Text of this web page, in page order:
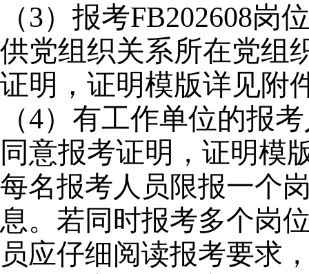
（3）报考FB202608
供党组织关系所在党组
证明，证明模版详见附
（4）有工作单位的报
同意报考证明 ，证明模
每名报考人员限报一个
息。若同时报考多个岗
员应仔细阅读报考要求